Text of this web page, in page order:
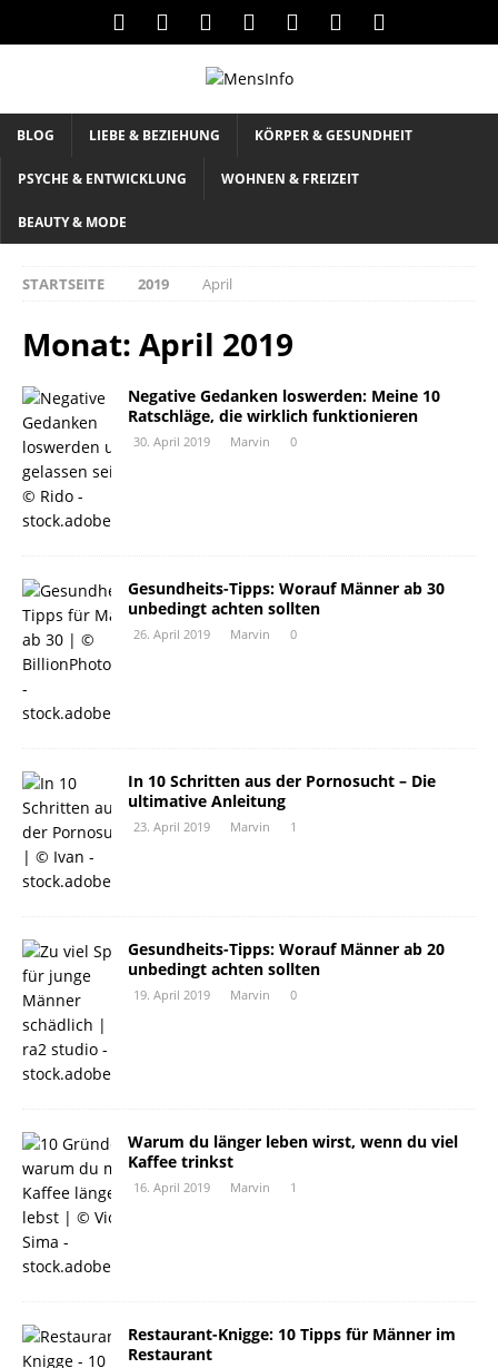
BLOG LIEBE & BEZIEHUNG KÖRPER & GESUNDHEIT
PSYCHE & ENTWICKLUNG WOHNEN & FREIZEIT
BEAUTY & MODE
STARTSEITE 2019 April
Monat: April 2019
Negative Gedanken loswerden: Meine 10
Ratschläge, die wirklich funktionieren
30. April 2019 Marvin 0
Gesundheits-Tipps: Worauf Männer ab 30
unbedingt achten sollten
26. April 2019 Marvin 0
In 10 Schritten aus der Pornosucht – Die
ultimative Anleitung
23. April 2019 Marvin 1
Gesundheits-Tipps: Worauf Männer ab 20
unbedingt achten sollten
19. April 2019 Marvin 0
Warum du länger leben wirst, wenn du viel
Kaffee trinkst
16. April 2019 Marvin 1
Restaurant-Knigge: 10 Tipps für Männer im
Restaurant